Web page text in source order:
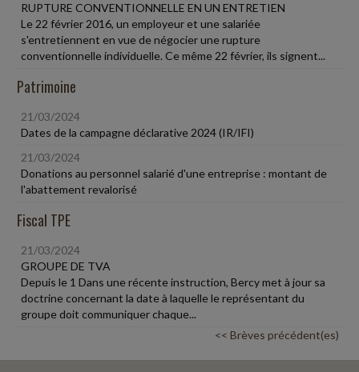
RUPTURE CONVENTIONNELLE EN UN ENTRETIEN
Le 22 février 2016, un employeur et une salariée
s'entretiennent en vue de négocier une rupture
conventionnelle individuelle. Ce même 22 février, ils signent...
Patrimoine
21/03/2024
Dates de la campagne déclarative 2024 (IR/IFI)
21/03/2024
Donations au personnel salarié d'une entreprise : montant de
l'abattement revalorisé
Fiscal TPE
21/03/2024
GROUPE DE TVA
Depuis le 1 Dans une récente instruction, Bercy met à jour sa
doctrine concernant la date à laquelle le représentant du
groupe doit communiquer chaque...
<< Brèves précédent(es)